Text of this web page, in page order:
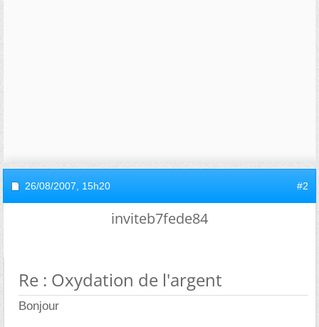
26/08/2007, 15h20 #2
inviteb7fede84
Re : Oxydation de l'argent
Bonjour